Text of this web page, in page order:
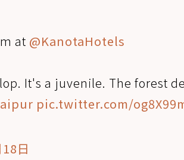
at @KanotaHotels
It's a juvenile. The forest
pic.twitter.com/
日